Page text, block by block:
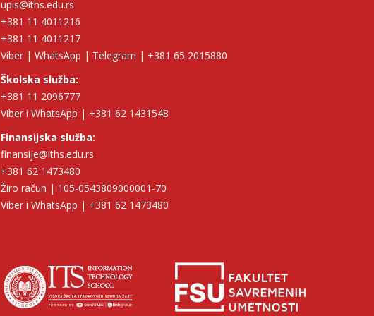
upis@iths.edu.rs
+381 11 4011216
+381 11 4011217
Viber | WhatsApp | Telegram | +381 65 2015880
Školska služba:
+381 11 2096777
Viber i WhatsApp | +381 62 1431548
Finansijska služba:
finansije@iths.edu.rs
+381 62 1473480
Žiro račun | 105-0543809000001-70
Viber i WhatsApp | +381 62 1473480